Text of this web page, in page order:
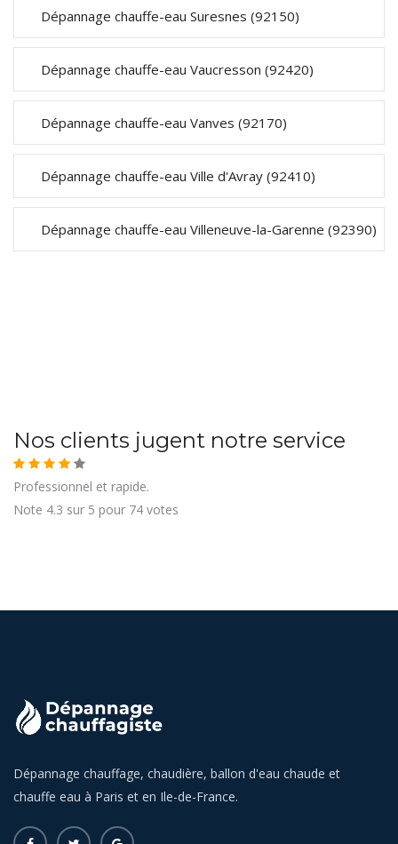
Dépannage chauffe-eau Suresnes (92150)
Dépannage chauffe-eau Vaucresson (92420)
Dépannage chauffe-eau Vanves (92170)
Dépannage chauffe-eau Ville d'Avray (92410)
Dépannage chauffe-eau Villeneuve-la-Garenne (92390)
Nos clients jugent notre service
Professionnel et rapide.
Note 4.3 sur 5 pour 74 votes
Dépannage chauffage, chaudière, ballon d'eau chaude et
chauffe eau à Paris et en Ile-de-France.